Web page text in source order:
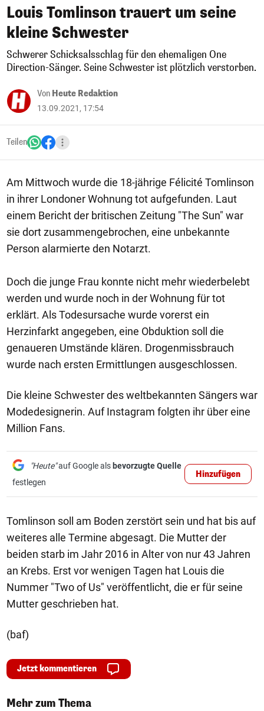
Louis Tomlinson trauert um seine
kleine Schwester
Schwerer Schicksalsschlag für den ehemaligen One
Direction-Sänger. Seine Schwester ist plötzlich verstorben.
Von Heute Redaktion
13.09.2021, 17:54
Teilen
Am Mittwoch wurde die 18-jährige Félicité Tomlinson
in ihrer Londoner Wohnung tot aufgefunden. Laut
einem Bericht der britischen Zeitung "The Sun" war
sie dort zusammengebrochen, eine unbekannte
Person alarmierte den Notarzt.
Doch die junge Frau konnte nicht mehr wiederbelebt
werden und wurde noch in der Wohnung für tot
erklärt. Als Todesursache wurde vorerst ein
Herzinfarkt angegeben, eine Obduktion soll die
genaueren Umstände klären. Drogenmissbrauch
wurde nach ersten Ermittlungen ausgeschlossen.
Die kleine Schwester des weltbekannten Sängers war
Modedesignerin. Auf Instagram folgten ihr über eine
Million Fans.
"Heute"auf Google als bevorzugte Quelle
festlegen
Hinzufügen
Tomlinson soll am Boden zerstört sein und hat bis auf
weiteres alle Termine abgesagt. Die Mutter der
beiden starb im Jahr 2016 in Alter von nur 43 Jahren
an Krebs. Erst vor wenigen Tagen hat Louis die
Nummer "Two of Us" veröffentlicht, die er für seine
Mutter geschrieben hat.
(baf)
Jetzt kommentieren
Mehr zum Thema